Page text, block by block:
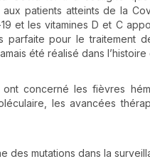
patients atteints de la
et les vitamines D et C
parfaite pour le traitement
été réalisé dans
concerné les fièvres
les avancées
des mutations dans la